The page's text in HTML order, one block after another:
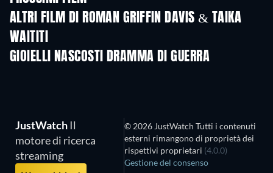
ALTRI FILM DI ROMAN GRIFFIN DAVIS & TAIKA
WAITITI
GIOIELLI NASCOSTI DRAMMA DI GUERRA
TV
JustWatch Il
motore di ricerca
streaming
© 2026 JustWatch Tutti i contenuti
esterni rimangono di proprietà dei
rispettivi proprietari (4.0.0)
Gestione del consenso